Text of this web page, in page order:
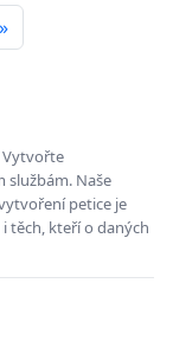
»
Vytvořte
službám. Naše
petice je
těch, kteří o daných